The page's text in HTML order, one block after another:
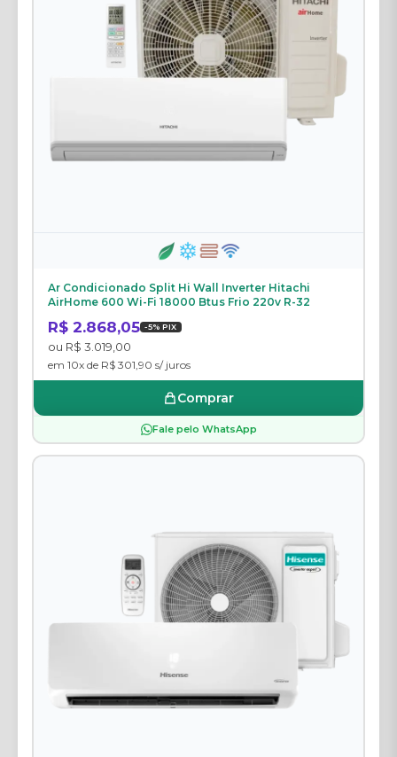
Ar Condicionado Split Hi Wall Inverter Hitachi
AirHome 600 Wi-Fi 18000 Btus Frio 220v R-32
R$ 2.868,05 -5% PIX
ou R$ 3.019,00
em 10x de R$ 301,90 s/ juros
Comprar
Fale pelo WhatsApp